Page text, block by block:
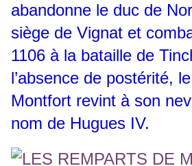
abandonne le duc de
siège de Vignat et
1106 à la bataille de
l’absence de postérité,
Montfort revint à son
nom de Hugues IV.